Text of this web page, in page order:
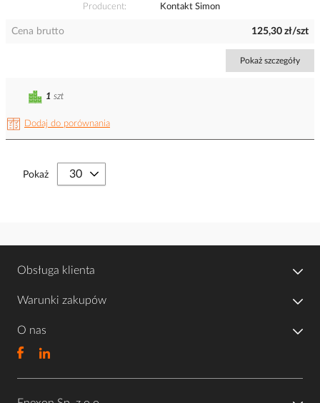
Producent
Kontakt Simon
Cena brutto 125,30 zł/szt
Pokaż szczegóły
Dodaj do porównania
1 szt
Pokaż
Obsługa klienta
Warunki zakupów
O nas